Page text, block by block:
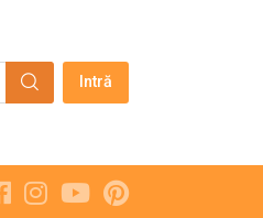
Intră